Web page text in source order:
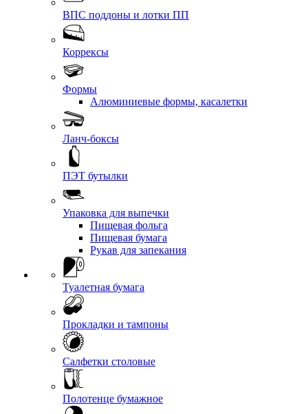
ВПС поддоны и лотки ПП
Коррексы
Формы
Алюминиевые формы, касалетки
Ланч-боксы
ПЭТ бутылки
Упаковка для выпечки
Пищевая фольга
Пищевая бумага
Рукав для запекания
Туалетная бумага
Прокладки и тампоны
Салфетки столовые
Полотенце бумажное